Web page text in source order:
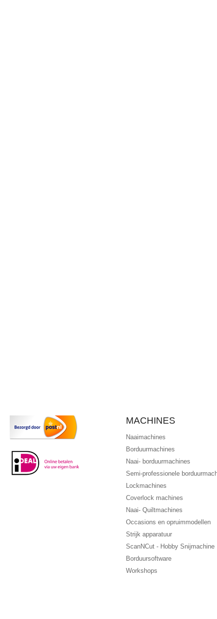
MACHINES
Naaimachines
Borduurmachines
Naai- borduurmachines
Semi-professionele
Lockmachines
Coverlock machines
Naai- Quiltmachines
Occasions en opruimmodellen
Strijk apparatuur
ScanNCut - Hobby Snijmachine
Borduursoftware
Workshops